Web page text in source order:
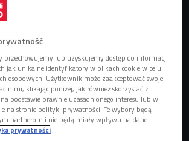
przechowujemy lub uzyskujemy dostęp do informacji
jak unikalne identyfikatory w plikach cookie w celu
osobowych. Użytkownik może zaakceptować swoje
nimi, klikając poniżej, jak również skorzystać z
podstawie prawnie uzasadnionego interesu lub w
na stronie polityki prywatności. Te wybory będą
partnerom i nie będą miały wpływu na dane
prywatności